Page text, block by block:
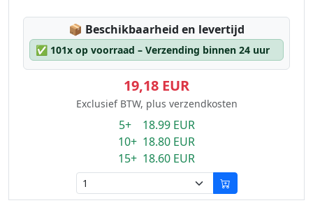
📦 Lagerstatus:
Beschikbaarheid en levertijd
✅ 101x op voorraad – Verzending binnen 24 uur
19,18 EUR
Exclusief BTW, plus verzendkosten
5+ 18.99 EUR
10+ 18.80 EUR
15+ 18.60 EUR